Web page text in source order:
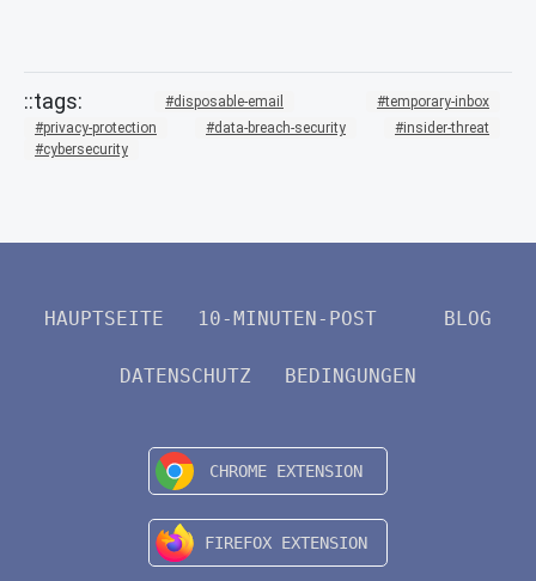
disposable-email
temporary-inbox
privacy-protection
data-breach-security
insider-threat
cybersecurity
HAUPTSEITE 10-MINUTEN-POST BLOG
DATENSCHUTZ BEDINGUNGEN